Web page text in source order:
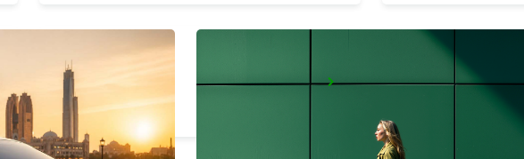
LAHTI CITY
LAHTI - FINLAND
RAUMA CITY